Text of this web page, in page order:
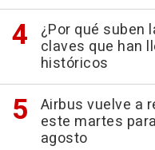
¿Por qué suben
claves que han
históricos
Airbus vuelve a
este martes
agosto